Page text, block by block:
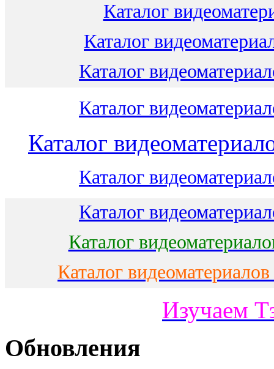
Каталог
Каталог
Каталог
Каталог
Каталог
Каталог
Каталог
Каталог
Каталог
Изучаем
Обновления